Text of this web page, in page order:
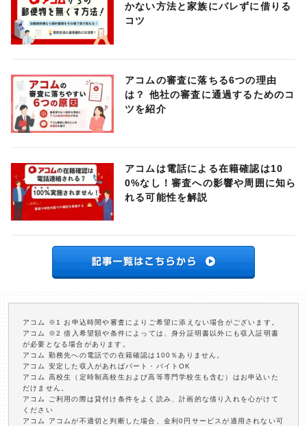
かない方法と家族にバレずに借りる
コツ
アコムの審査に落ちる6つの理由
は？ 他社の審査に通過するためのコ
ツを紹介
アコムは電話による在籍確認は10
0%なし！審査への影響や周囲に知ら
れる可能性を解説
アコム ※1 お申込時間や審査によりご希望に添えない場合がございます。
アコム ※2 借入希望額や条件によっては、身分証明書以外にも収入証明書
が必要となる場合があります。
アコム 勤務先への電話での在籍確認は100％ありません。
アコム 安定した収入があればパート・バイトOK
アコム 高校生（定時制高校生および高等専門学校生も含む）はお申込いた
だけません。
アコム ご利用の際は貸付け条件をよく読み、計画的な借り入れを心がけて
ください
アコム アコムが不適切と判断した場合、金利0円サービスが適用されない可